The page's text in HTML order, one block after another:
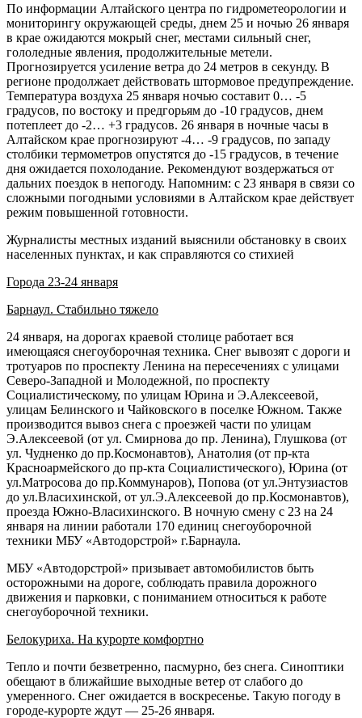
По информации Алтайского центра по гидрометеорологии и
мониторингу окружающей среды, днем 25 и ночью 26 января
в крае ожидаются мокрый снег, местами сильный снег,
гололедные явления, продолжительные метели.
Прогнозируется усиление ветра до 24 метров в секунду. В
регионе продолжает действовать штормовое предупреждение.
Температура воздуха 25 января ночью составит 0… -5
градусов, по востоку и предгорьям до -10 градусов, днем
потеплеет до -2… +3 градусов. 26 января в ночные часы в
Алтайском крае прогнозируют -4… -9 градусов, по западу
столбики термометров опустятся до -15 градусов, в течение
дня ожидается похолодание. Рекомендуют воздержаться от
дальних поездок в непогоду. Напомним: с 23 января в связи со
сложными погодными условиями в Алтайском крае действует
режим повышенной готовности.
Журналисты местных изданий выяснили обстановку в своих
населенных пунктах, и как справляются со стихией
Города 23-24 января
Барнаул. Стабильно тяжело
24 января, на дорогах краевой столице работает вся
имеющаяся снегоуборочная техника. Снег вывозят с дороги и
тротуаров по проспекту Ленина на пересечениях с улицами
Северо-Западной и Молодежной, по проспекту
Социалистическому, по улицам Юрина и Э.Алексеевой,
улицам Белинского и Чайковского в поселке Южном. Также
производится вывоз снега с проезжей части по улицам
Э.Алексеевой (от ул. Смирнова до пр. Ленина), Глушкова (от
ул. Чудненко до пр.Космонавтов), Анатолия (от пр-кта
Красноармейского до пр-кта Социалистического), Юрина (от
ул.Матросова до пр.Коммунаров), Попова (от ул.Энтузиастов
до ул.Власихинской, от ул.Э.Алексеевой до пр.Космонавтов),
проезда Южно-Власихинского. В ночную смену с 23 на 24
января на линии работали 170 единиц снегоуборочной
техники МБУ «Автодорстрой» г.Барнаула.
МБУ «Автодорстрой» призывает автомобилистов быть
осторожными на дороге, соблюдать правила дорожного
движения и парковки, с пониманием относиться к работе
снегоуборочной техники.
Белокуриха. На курорте комфортно
Тепло и почти безветренно, пасмурно, без снега. Синоптики
обещают в ближайшие выходные ветер от слабого до
умеренного. Снег ожидается в воскресенье. Такую погоду в
городе-курорте ждут — 25-26 января.